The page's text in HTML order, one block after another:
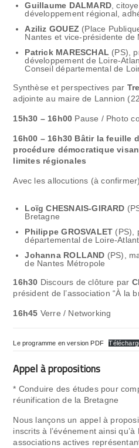
Guillaume DALMARD,
développement régional,
Aziliz GOUEZ (Place
Nantes et vice-présidente de
Patrick MARESCHAL (PS),
développement de Loire-
Conseil départemental de
Synthèse et perspectives par
adjointe au maire de Lannion
15h30 – 16h00 Pause / Photo
16h00 – 16h30 Bâtir la feuille
procédure démocratique
limites régionales
Avec les allocutions (à
Loïg CHESNAIS-GIRARD
Bretagne
Philippe GROSVALET (PS),
départemental de Loire-
Johanna ROLLAND (PS),
de Nantes Métropole
16h30 Discours de clôture par
président de l’association “À la
16h45 Verre / Networking
Le programme en version PDF
Appelàpropositions
* Conduire des études pour
réunification de la Bretagne
Nous lançons un appel à
inscrits à l’événement ainsi
associations actives